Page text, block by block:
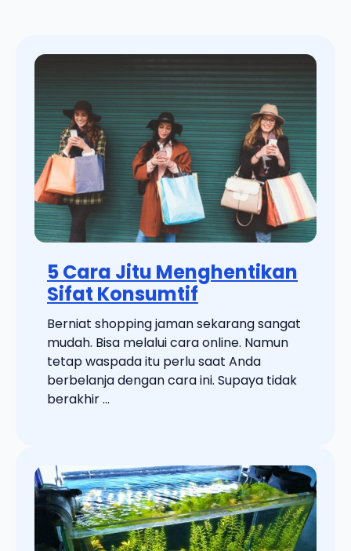
5 Cara Jitu Menghentikan
Sifat Konsumtif
Berniat shopping jaman sekarang sangat
mudah. Bisa melalui cara online. Namun
tetap waspada itu perlu saat Anda
berbelanja dengan cara ini. Supaya tidak
berakhir ...